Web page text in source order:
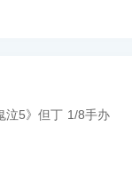
泣5》但丁 1/8手办